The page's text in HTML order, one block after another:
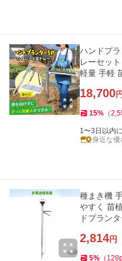
ハンドプ
レーセッ
軽量 手軽
18,700円
15% （
1〜3日以内
身近な
種まき機 手動
やすく 苗
ドプラン
2,814円
5% （ 128